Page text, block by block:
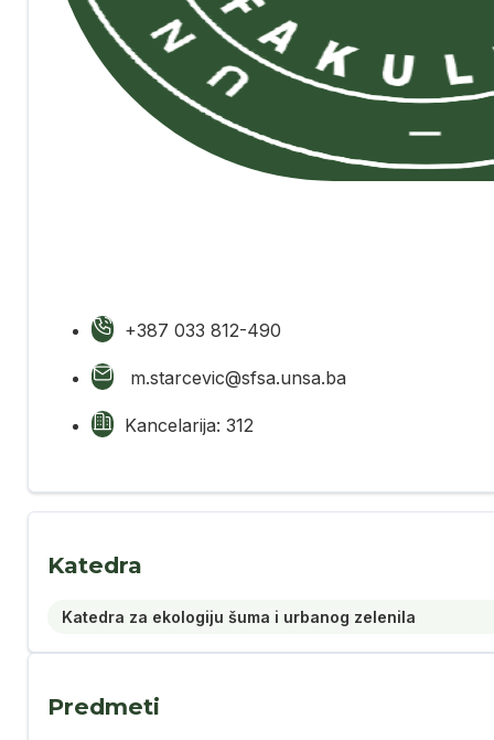
+387 033 812-490
m.starcevic@sfsa.unsa.ba
Kancelarija: 312
Katedra
Katedra za ekologiju šuma i urbanog zelenila
Predmeti